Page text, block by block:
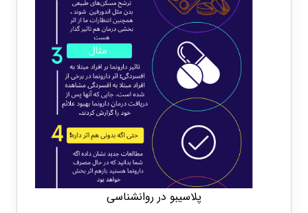
پلاسیبو در روانشناسی